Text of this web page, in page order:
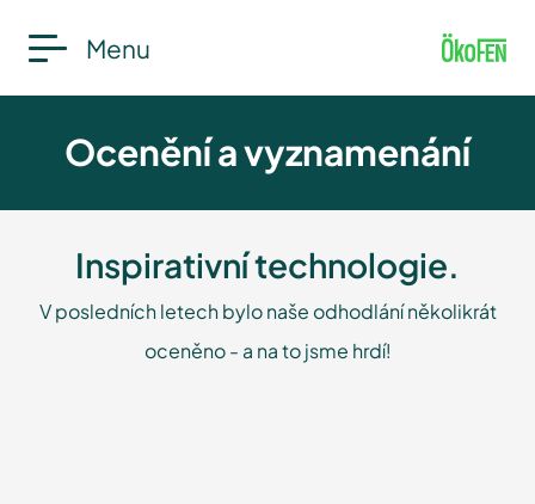
Menu
Ocenění a vyznamenání
Inspirativní technologie.
V posledních letech bylo naše odhodlání několikrát
oceněno - a na to jsme hrdí!